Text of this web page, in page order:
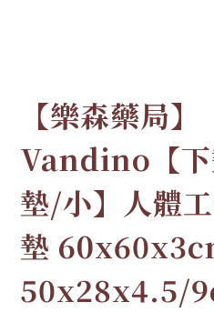
【樂森藥局】
Vandino【
墊/小】人體
墊
50x28x4.5/